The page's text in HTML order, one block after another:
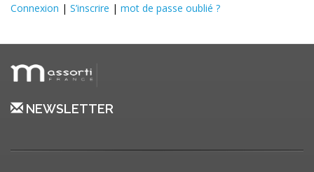
Connexion | S’inscrire | mot de passe oublié ?
NEWSLETTER